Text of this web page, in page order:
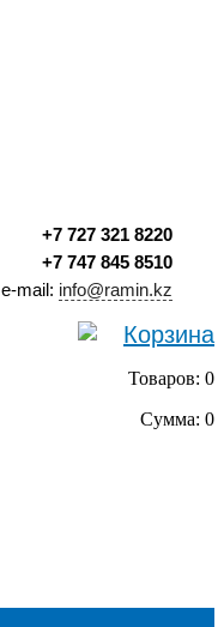
+7 727 321 8220
+7 747 845 8510
e-mail: info@ramin.kz
Корзина
Товаров: 0
Сумма: 0